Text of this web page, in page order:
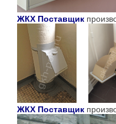
ЖКХ Поставщик
ЖКХ Поставщик